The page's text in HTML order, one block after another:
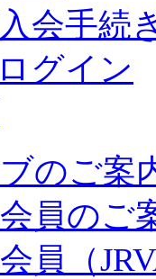
会手続
グイン
のご案
員のご
員（